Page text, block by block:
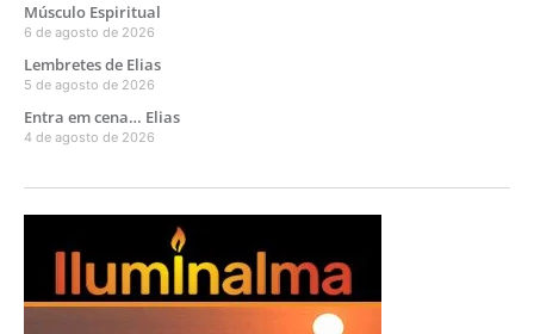
Músculo Espiritual
6 de agosto de 2026
Lembretes de Elias
5 de agosto de 2026
Entra em cena… Elias
4 de agosto de 2026